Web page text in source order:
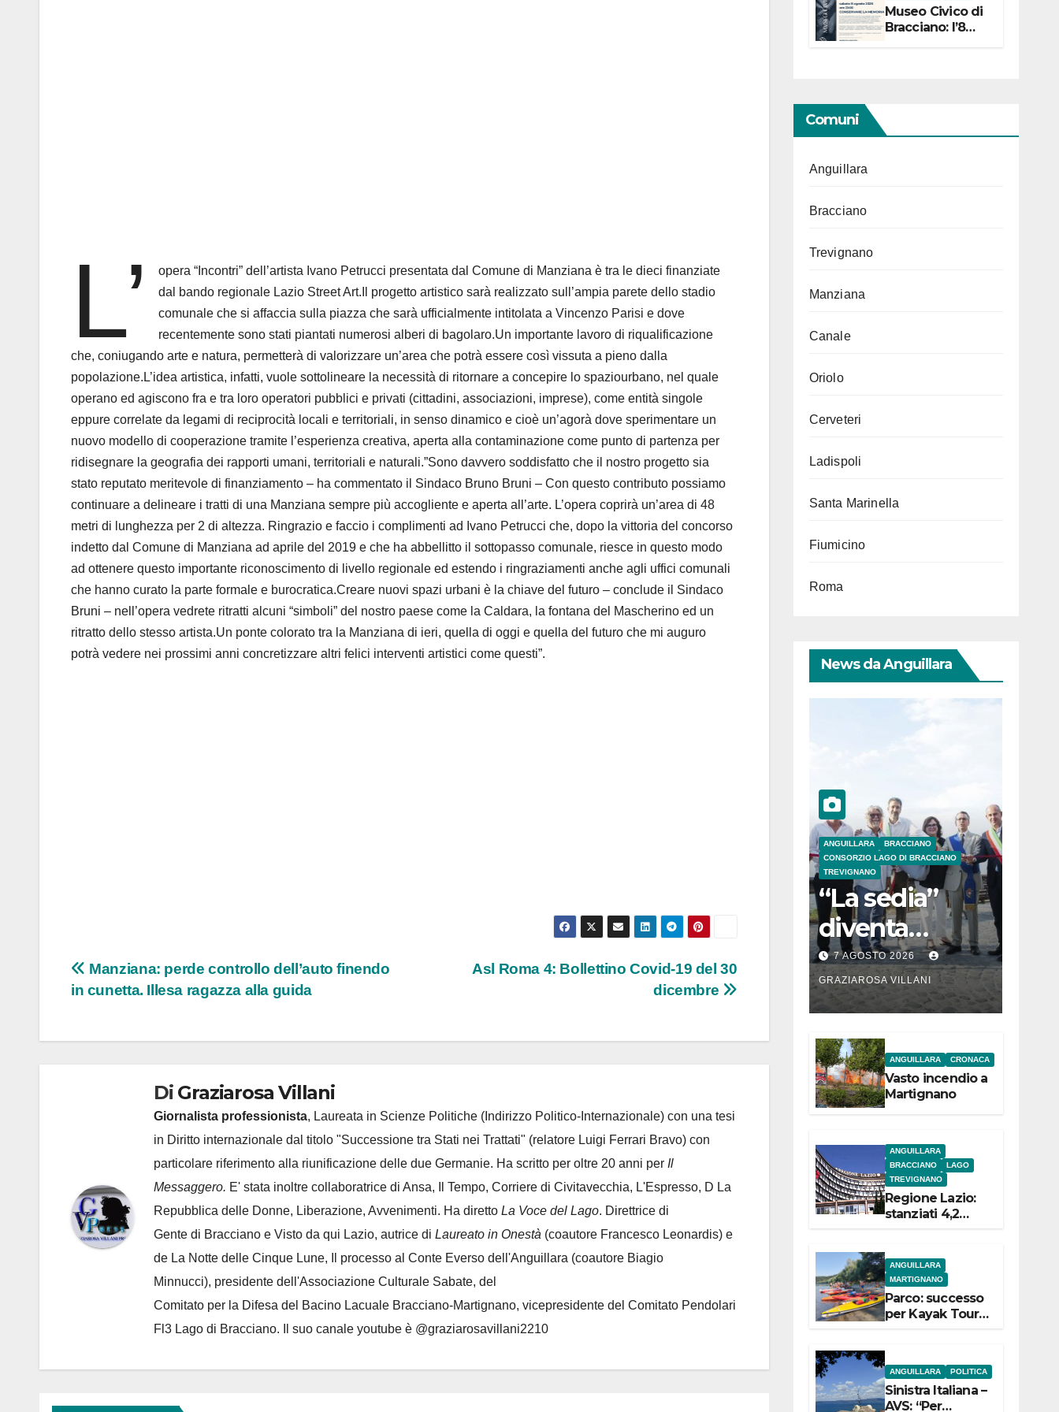
L’
opera “Incontri” dell’artista Ivano Petrucci presentata dal Comune di Manziana è tra le dieci finanziate
dal bando regionale Lazio Street Art.Il progetto artistico sarà realizzato sull’ampia parete dello stadio
comunale che si affaccia sulla piazza che sarà ufficialmente intitolata a Vincenzo Parisi e dove
recentemente sono stati piantati numerosi alberi di bagolaro.Un importante lavoro di riqualificazione
che, coniugando arte e natura, permetterà di valorizzare un’area che potrà essere così vissuta a pieno dalla
popolazione.L’idea artistica, infatti, vuole sottolineare la necessità di ritornare a concepire lo spaziourbano, nel quale
operano ed agiscono fra e tra loro operatori pubblici e privati (cittadini, associazioni, imprese), come entità singole
eppure correlate da legami di reciprocità locali e territoriali, in senso dinamico e cioè un’agorà dove sperimentare un
nuovo modello di cooperazione tramite l’esperienza creativa, aperta alla contaminazione come punto di partenza per
ridisegnare la geografia dei rapporti umani, territoriali e naturali.”Sono davvero soddisfatto che il nostro progetto sia
stato reputato meritevole di finanziamento – ha commentato il Sindaco Bruno Bruni – Con questo contributo possiamo
continuare a delineare i tratti di una Manziana sempre più accogliente e aperta all’arte. L’opera coprirà un’area di 48
metri di lunghezza per 2 di altezza. Ringrazio e faccio i complimenti ad Ivano Petrucci che, dopo la vittoria del concorso
indetto dal Comune di Manziana ad aprile del 2019 e che ha abbellitto il sottopasso comunale, riesce in questo modo
ad ottenere questo importante riconoscimento di livello regionale ed estendo i ringraziamenti anche agli uffici comunali
che hanno curato la parte formale e burocratica.Creare nuovi spazi urbani è la chiave del futuro – conclude il Sindaco
Bruni – nell’opera vedrete ritratti alcuni “simboli” del nostro paese come la Caldara, la fontana del Mascherino ed un
ritratto dello stesso artista.Un ponte colorato tra la Manziana di ieri, quella di oggi e quella del futuro che mi auguro
potrà vedere nei prossimi anni concretizzare altri felici interventi artistici come questi”.
Navigazione
Asl Roma 4: Bollettino Covid-19 del 30
dicembre
Manziana: perde controllo dell’auto finendo
in cunetta. Illesa ragazza alla guida
Di Graziarosa Villani
Giornalista professionista, Laureata in Scienze Politiche (Indirizzo Politico-Internazionale) con una tesi
in Diritto internazionale dal titolo "Successione tra Stati nei Trattati" (relatore Luigi Ferrari Bravo) con
particolare riferimento alla riunificazione delle due Germanie. Ha scritto per oltre 20 anni per Il
Messaggero. E' stata inoltre collaboratrice di Ansa, Il Tempo, Corriere di Civitavecchia, L'Espresso, D La
Repubblica delle Donne, Liberazione, Avvenimenti. Ha diretto La Voce del Lago. Direttrice di
Gente di Bracciano e Visto da qui Lazio, autrice di Laureato in Onestà (coautore Francesco Leonardis) e
de La Notte delle Cinque Lune, Il processo al Conte Everso dell'Anguillara (coautore Biagio
Minnucci), presidente dell'Associazione Culturale Sabate, del
Comitato per la Difesa del Bacino Lacuale Bracciano-Martignano, vicepresidente del Comitato Pendolari
Fl3 Lago di Bracciano. Il suo canale youtube è @graziarosavillani2210
Museo Civico di
Bracciano: l’8
Comuni
Anguillara
Bracciano
Trevignano
Manziana
Canale
Oriolo
Cerveteri
Ladispoli
Santa Marinella
Fiumicino
Roma
News da Anguillara
ANGUILLARA
BRACCIANO
CONSORZIO LAGO DI BRACCIANO
TREVIGNANO
“La sedia”
diventa
Belvedere sul
lago di
Bracciano: ieri
l’inaugurazion
e
7 AGOSTO 2026
GRAZIAROSA VILLANI
ANGUILLARA CRONACA
Vasto incendio a
Martignano
ANGUILLARA
BRACCIANO
LAGO
TREVIGNANO
Regione Lazio:
stanziati 4,2
dell’Etruria
Meridionale
ANGUILLARA
MARTIGNANO
Parco: successo
per Kayak Tour a
ANGUILLARA POLITICA
Sinistra Italiana –
AVS: “Per